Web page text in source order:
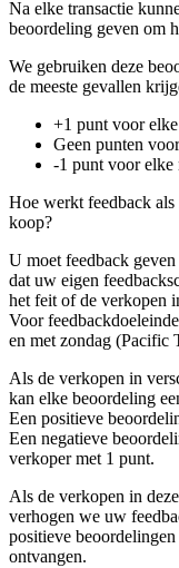
Na elke transactie
beoordeling geven om
We gebruiken deze
de meeste gevallen
+1 punt voor
Geen punten
-1 punt voor elke
Hoe werkt feedback
koop?
U moet feedback
dat uw eigen
het feit of de verkopen
Voor
en met zondag (Pacific
Als de verkopen in
kan elke beoordeling
Een positieve
Een negatieve
verkoper met 1 punt.
Als de verkopen in
verhogen we uw
positieve
ontvangen.